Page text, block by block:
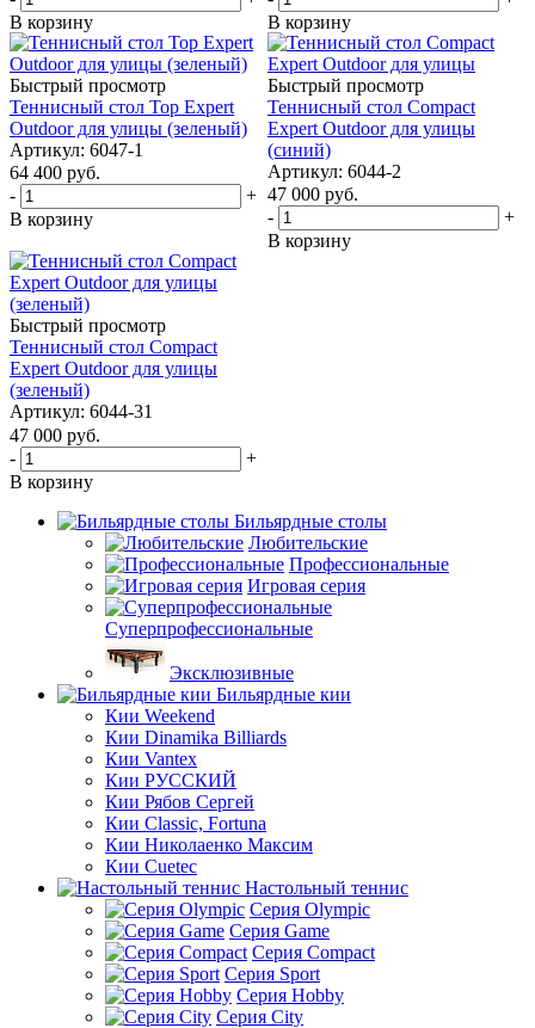
В корзину
В корзину
Быстрый просмотр
Теннисный стол Top Expert
Outdoor для улицы (зеленый)
Артикул: 6047-1
64 400 руб.
-
+
В корзину
Быстрый просмотр
Теннисный стол Compact
Expert Outdoor для улицы
(синий)
Артикул: 6044-2
47 000 руб.
-
+
В корзину
Быстрый просмотр
Теннисный стол Compact
Expert Outdoor для улицы
(зеленый)
Артикул: 6044-31
47 000 руб.
-
+
В корзину
Бильярдные столы
Любительские
Профессиональные
Игровая серия
Суперпрофессиональные
Эксклюзивные
Бильярдные кии
Кии Weekend
Кии Dinamika Billiards
Кии Vantex
Кии РУССКИЙ
Кии Рябов Сергей
Кии Classic, Fortuna
Кии Николаенко Максим
Кии Cuetec
Настольный теннис
Серия Olympic
Серия Game
Серия Compact
Серия Sport
Серия Hobby
Серия City